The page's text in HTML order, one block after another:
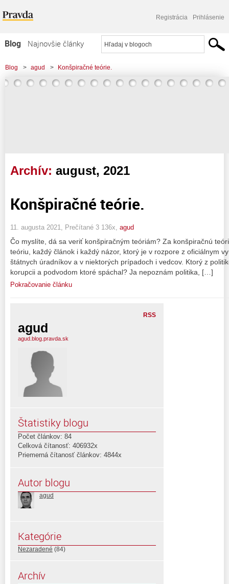
Registrácia Prihlásenie
Blog
Najnovšie články
Najčítanejšie články
Najkomentovanejšie články
Blog > agud > Konšpiračné teórie.
Archív: august, 2021
Konšpiračné teórie.
11. augusta 2021, Prečítané 3 136x, agud
Čo myslíte, dá sa veriť konšpiračným teóriám? Za konšpiračnú
teóriu, každý článok i každý názor, ktorý je v rozpore z oficiálnym
štátnych úradníkov a v niektorých prípadoch i vedcov. Ktorý z
korupcii a podvodom ktoré spáchal? Ja nepoznám politika, […]
Pokračovanie článku
RSS
agud
agud.blog.pravda.sk
Štatistiky blogu
Počet článkov: 84
Celková čítanosť: 406932x
Priemerná čítanosť článkov: 4844x
Autor blogu
agud
Kategórie
Nezaradené (84)
Archív